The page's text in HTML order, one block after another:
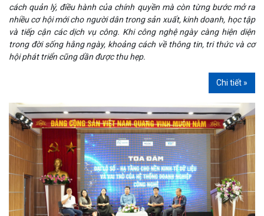
cách quản lý, điều hành của chính quyền mà còn từng bước mở ra
nhiều cơ hội mới cho người dân trong sản xuất, kinh doanh, học tập
và tiếp cận các dịch vụ công. Khi công nghệ ngày càng hiện diện
trong đời sống hằng ngày, khoảng cách về thông tin, tri thức và cơ
hội phát triển cũng dần được thu hẹp.
Chi tiết »